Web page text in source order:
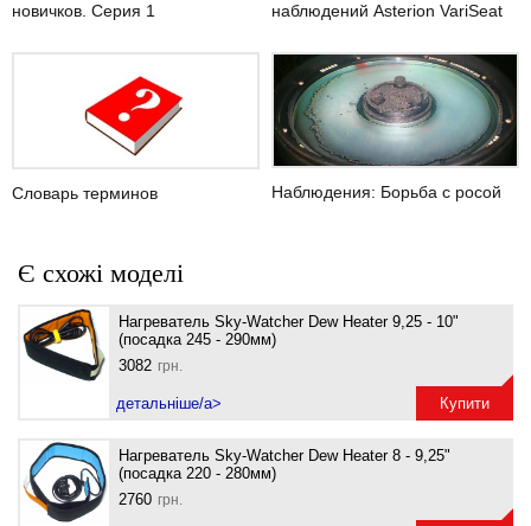
новичков. Серия 1
наблюдений Asterion VariSeat
Словарь терминов Наблюдения: Борьба с росой
Є схожі моделі
Нагреватель Sky-Watcher Dew Heater 9,25 - 10"
(посадка 245 - 290мм)
3082 грн.
детальніше/a> Купити
Нагреватель Sky-Watcher Dew Heater 8 - 9,25"
(посадка 220 - 280мм)
2760 грн.